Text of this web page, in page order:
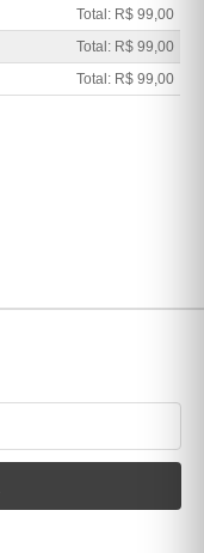
Total: R$ 99,00
Total: R$ 99,00
Total: R$ 99,00